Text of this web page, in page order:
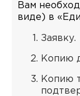
Вам
виде) в
Заявку.
Копию
Копию